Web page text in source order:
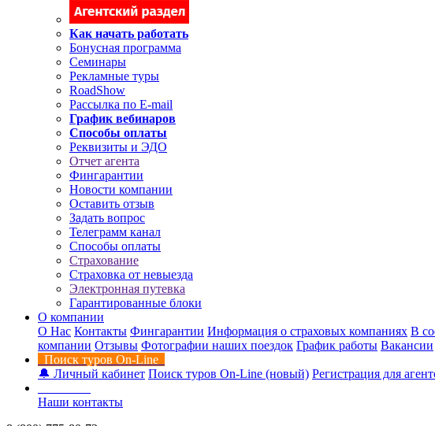
Как начать работать
Бонусная программа
Семинары
Рекламные туры
RoadShow
Рассылка по E-mail
График вебинаров
Способы оплаты
Реквизиты и ЭДО
Отчет агента
Фингарантии
Новости компании
Оставить отзыв
Задать вопрос
Телеграмм канал
Способы оплаты
Страхование
Страховка от невыезда
Электронная путевка
Гарантированные блоки
О компании
О Нас Контакты Фингарантии Информация о страховых компаниях В
компании Отзывы Фотографии наших поездок График работы Вакансии
Поиск туров On-Line
🔔 Личный кабинет Поиск туров On-Line (новый) Регистрация для
Наши контакты